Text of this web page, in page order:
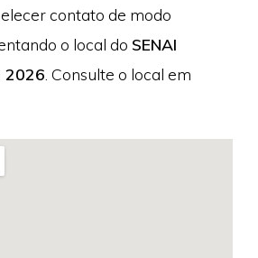
contato de modo
o local do SENAI
2026 . Consulte o local em